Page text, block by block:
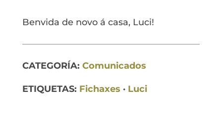
Benvida de novo á casa, Luci!
CATEGORÍA: Comunicados
ETIQUETAS: Fichaxes · Luci